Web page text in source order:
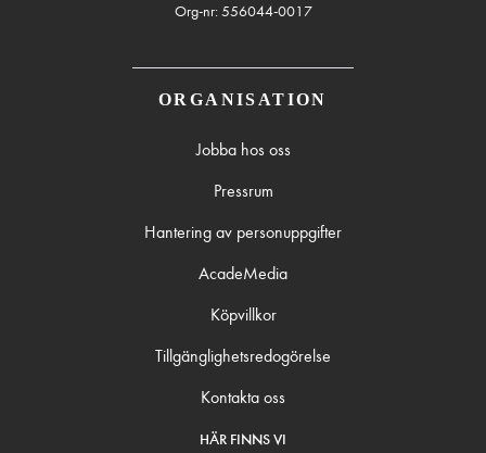
Org-nr: 556044-0017
ORGANISATION
Jobba hos oss
Pressrum
Hantering av personuppgifter
AcadeMedia
Köpvillkor
Tillgänglighetsredogörelse
Kontakta oss
HÄR FINNS VI